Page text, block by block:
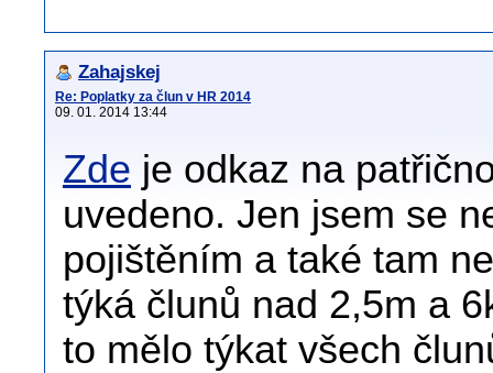
Zahajskej
Re: Poplatky za člun v HR 2014
09. 01. 2014 13:44
Zde je odkaz na
uvedeno. Jen jsem se
pojištěním a také tam
týká člunů nad 2,5m a
to mělo týkat všech